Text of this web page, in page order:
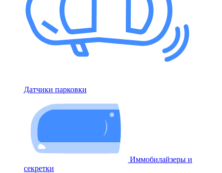
Датчики парковки
Иммобилайзеры и
секретки